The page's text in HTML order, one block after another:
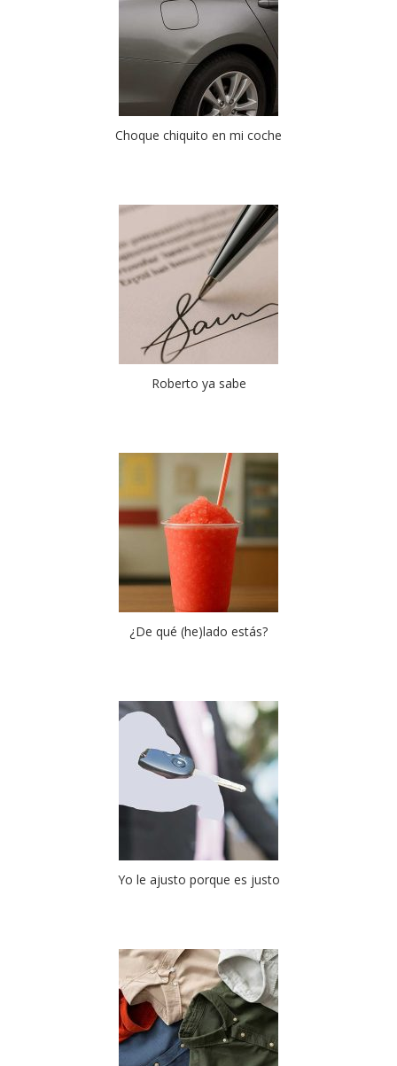
Choque chiquito en mi coche
Roberto ya sabe
¿De qué (he)lado estás?
Yo le ajusto porque es justo